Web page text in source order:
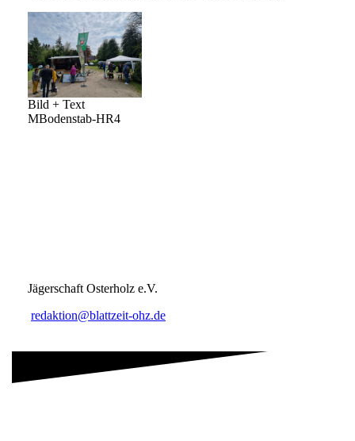
Bild + Text
MBodenstab-HR4
Jägerschaft Osterholz e.V.
redaktion@blattzeit-ohz.de